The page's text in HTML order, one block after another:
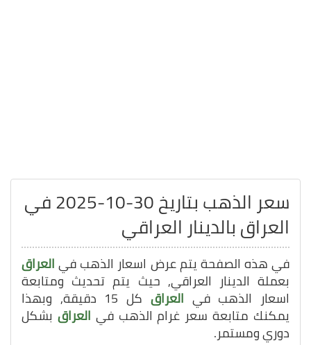
سعر الذهب بتاريخ 30-10-2025 في
العراق بالدينار العراقي
في هذه الصفحة يتم عرض اسعار الذهب فيالعراق
بعملة الدينار العراقي, حيث يتم تحديث ومتابعة
اسعار الذهب في العراق كل 15 دقيقة, وبهذا
يمكنك متابعة سعر غرام الذهب في العراق بشكل
دوري ومستمر.